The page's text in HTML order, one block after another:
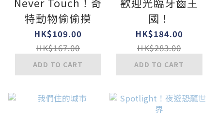
特動物偷偷摸
HK$109.00
HK$167.00
ADD TO CART
國！
HK$184.00
HK$283.00
ADD TO CART